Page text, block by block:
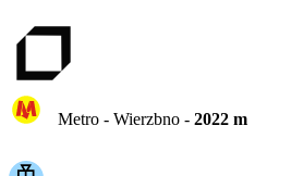
Metro - Wierzbno- 2022m